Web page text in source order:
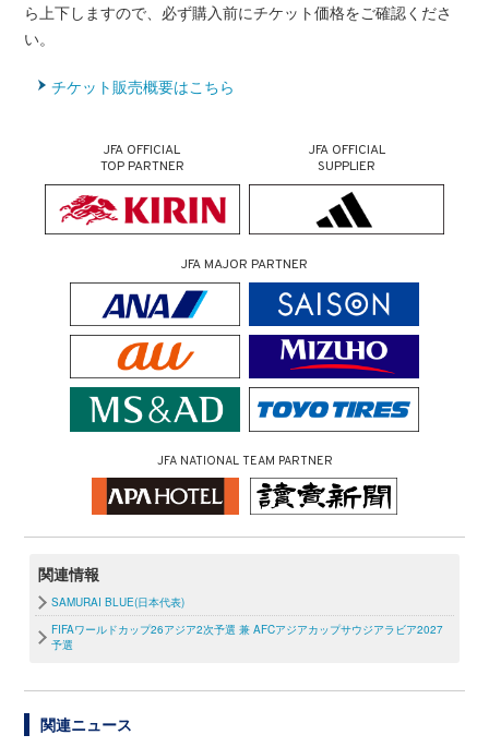
ら上下しますので、必ず購入前にチケット価格をご確認くださ
い。
チケット販売概要はこちら
JFA OFFICIAL
TOP PARTNER
JFA OFFICIAL
SUPPLIER
JFA MAJOR PARTNER
JFA NATIONAL TEAM PARTNER
関連情報
SAMURAI BLUE(日本代表)
FIFAワールドカップ26アジア2次予選 兼 AFCアジアカップサウジアラビア2027
予選
関連ニュース